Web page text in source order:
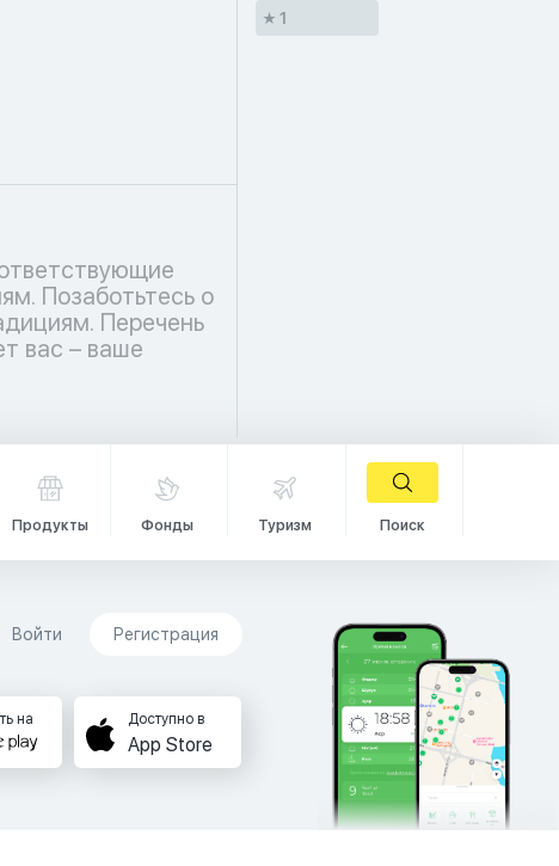
1
Продукты Фонды Туризм Поиск
Войти Регистрация
на Доступно в
App Store